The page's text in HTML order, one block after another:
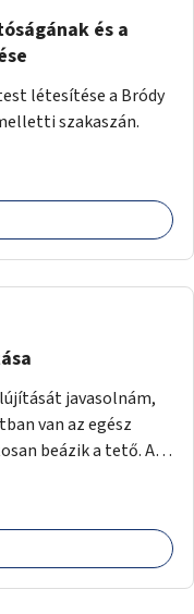
és a
létesítése a Bródy
szakaszán.
javasolnám,
van az egész
beázik a tető. A
el a